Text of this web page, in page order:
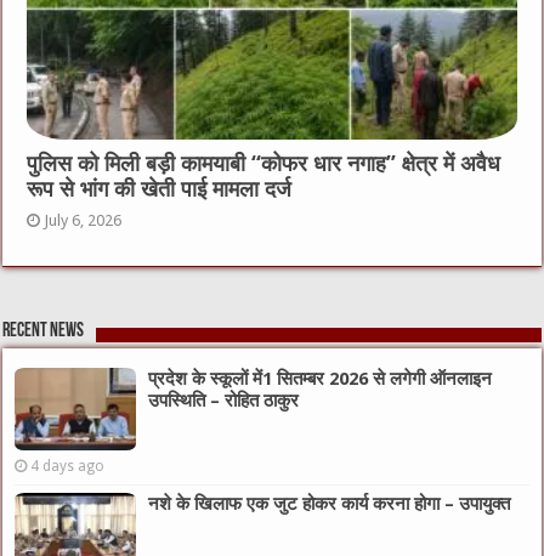
पुलिस को मिली बड़ी कामयाबी “कोफर धार नगाह” क्षेत्र में अवैध
रूप से भांग की खेती पाई मामला दर्ज
July 6, 2026
Recent News
प्रदेश के स्कूलों में1 सितम्बर 2026 से लगेगी ऑनलाइन
उपस्थिति – रोहित ठाकुर
4 days ago
नशे के खिलाफ एक जुट होकर कार्य करना होगा – उपायुक्त